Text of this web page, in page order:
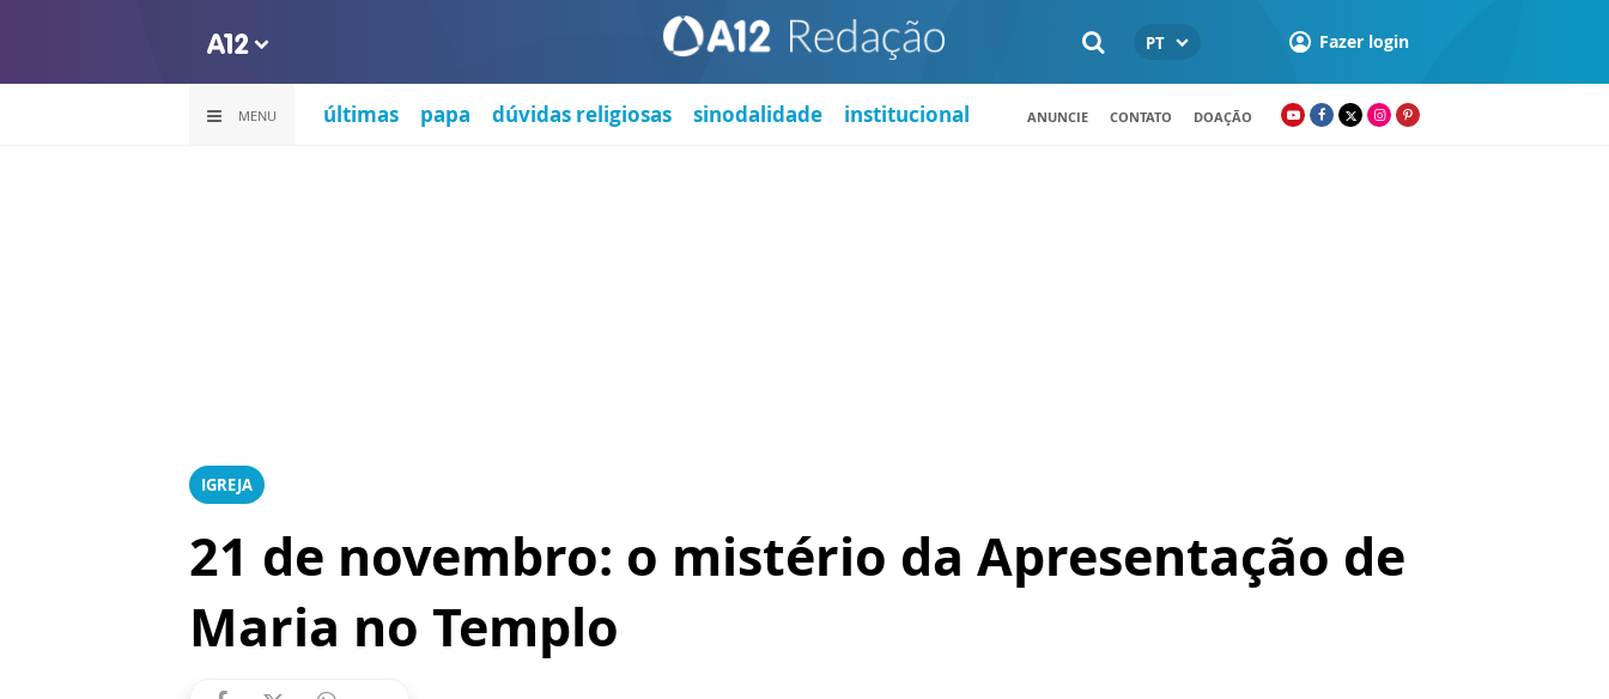
PT Fazer login
MENU últimas papa dúvidas religiosas sinodalidade institucional ANUNCIE CONTATO DOAÇÃO
IGREJA
21 de novembro: o mistério da Apresentação de
Maria no Templo